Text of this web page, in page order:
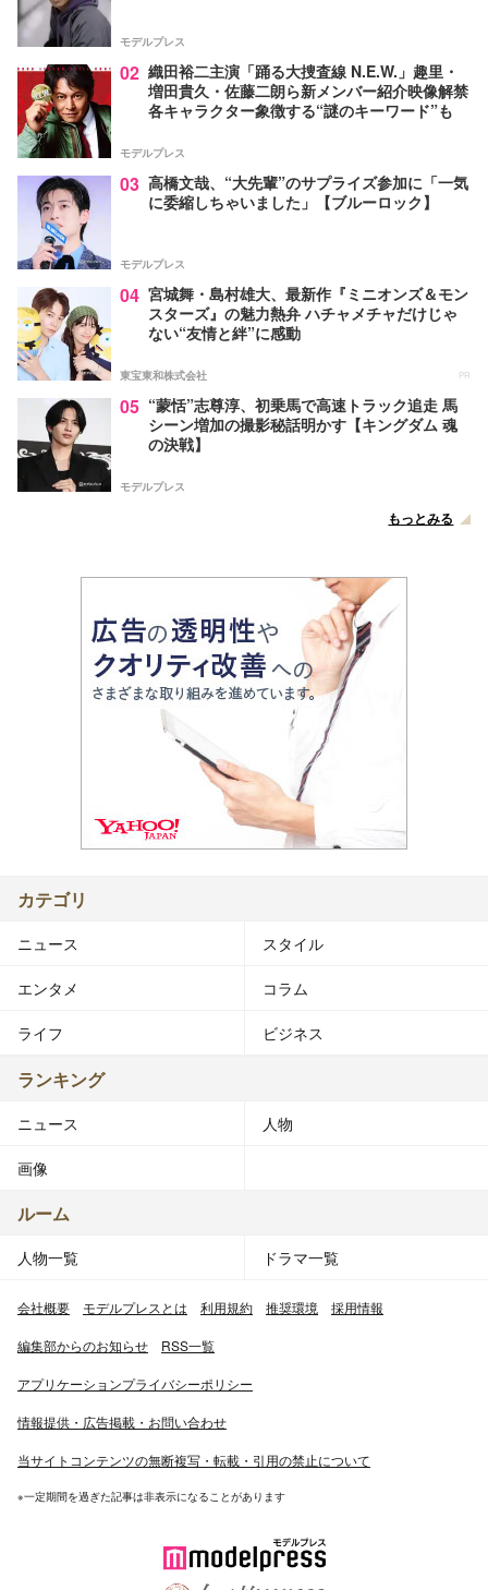
モデルプレス
02 織田裕二主演「踊る大捜査線 N.E.W.」趣里・
増田貴久・佐藤二朗ら新メンバー紹介映像解禁
各キャラクター象徴する“謎のキーワード”も
モデルプレス
03 高橋文哉、“大先輩”のサプライズ参加に「一気
に委縮しちゃいました」【ブルーロック】
モデルプレス
04 宮城舞・島村雄大、最新作『ミニオンズ＆モン
スターズ』の魅力熱弁 ハチャメチャだけじゃ
ない“友情と絆”に感動
東宝東和株式会社 PR
05 “蒙恬”志尊淳、初乗馬で高速トラック追走 馬
シーン増加の撮影秘話明かす【キングダム 魂
の決戦】
モデルプレス
もっとみる
カテゴリ
ニュース スタイル
エンタメ コラム
ライフ ビジネス
ランキング
ニュース 人物
画像
ルーム
人物一覧 ドラマ一覧
会社概要 モデルプレスとは 利用規約 推奨環境 採用情報
編集部からのお知らせ RSS一覧
アプリケーションプライバシーポリシー
情報提供・広告掲載・お問い合わせ
当サイトコンテンツの無断複写・転載・引用の禁止について
※一定期間を過ぎた記事は非表示になることがあります